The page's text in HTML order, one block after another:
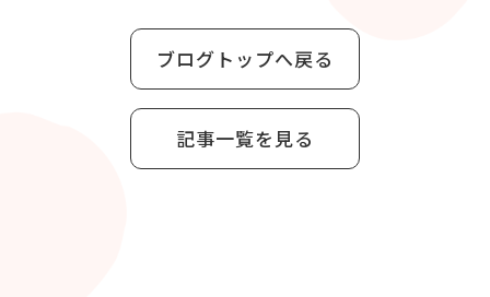
ブログトップへ戻る
記事一覧を見る